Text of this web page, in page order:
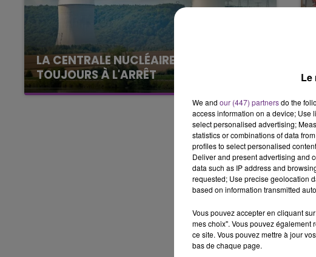
5h00 - 6h00
LE BEST OF DE LA FAMILLE
CHAMPAGNE FM
LA CENTRALE NUCLÉAIRE DE CHOOZ
TOUJOURS À L'ARRÊT
Cela fait déjà une semaine que la centrale
nucléaire ardennaise est à l'arrêt. Une situation
justifiée par la sécheresse intense qui est
Le
We and our (447) partnersdo the
access information on a device; Use
select personalised advertising;
statistics or combinations of data
profiles to select personalised
Deliver and present advertising and
data such as IP address and
requested; Use precise geolocation
based on information transmitted
Vous pouvez accepter en cliquant
mes choix". Vous pouvez également
ce site. Vous pouvez mettre à jour
bas de chaque page.